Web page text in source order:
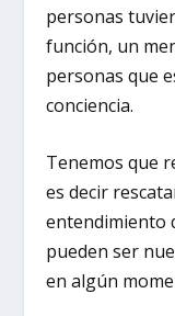
personas
función, un
personas que
conciencia.
Tenemos que
es decir
entendimiento
pueden ser
en algún